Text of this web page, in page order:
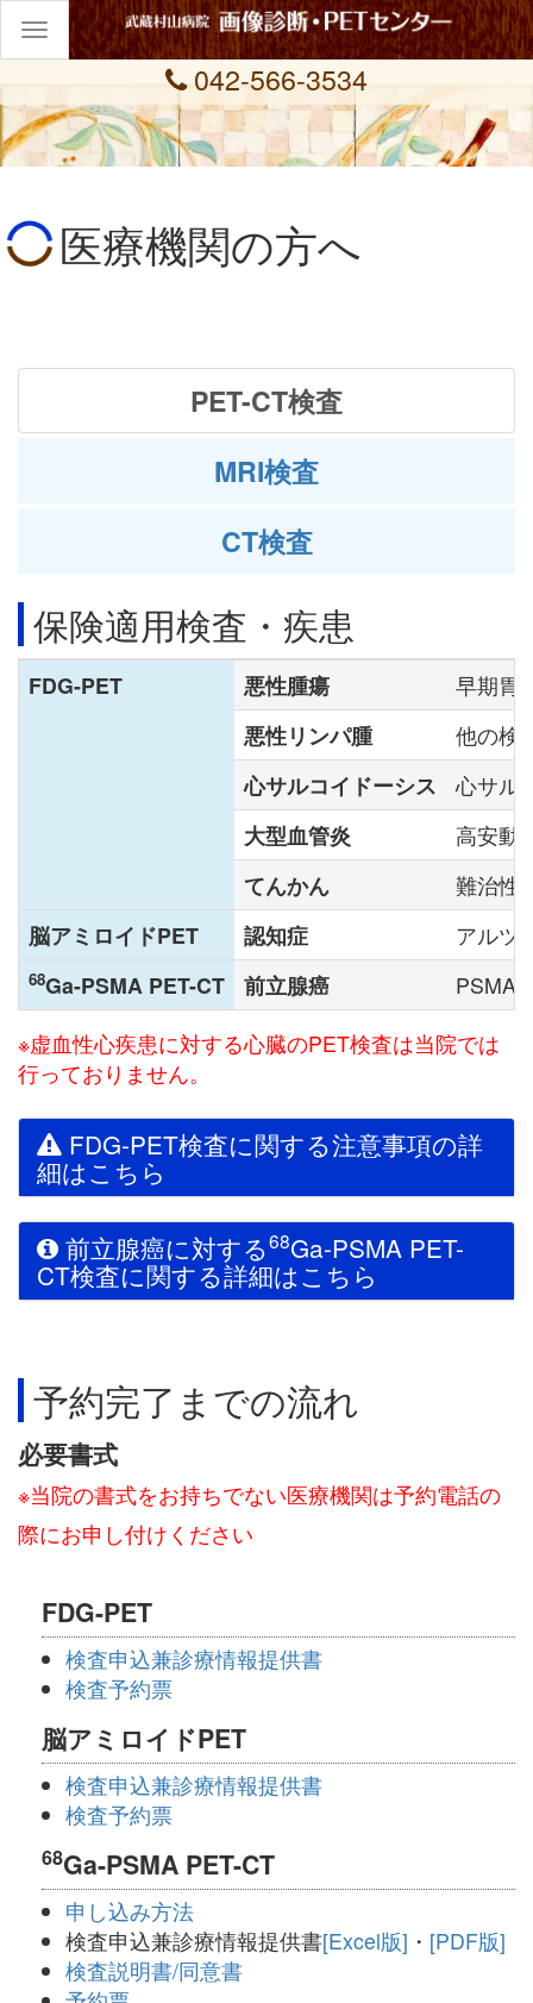
Toggle
navigation
042-566-3534
医療機関の方へ
PET-CT検査
MRI検査
CT検査
保険適用検査・疾患
FDG-PET 悪性腫瘍
早期胃
悪性リンパ腫
他の検
心サルコイドーシス
心サル
大型血管炎
高安動
てんかん
難治性
脳アミロイドPET
認知症 アルツ
68Ga-PSMA PET-CT 前立腺癌
PSMA
※虚血性心疾患に対する心臓のPET検査は当院では
行っておりません。
FDG-PET検査に関する注意事項の詳
細はこちら
前立腺癌に対する68Ga-PSMA PET-
CT検査に関する詳細はこちら
予約完了までの流れ
必要書式
※当院の書式をお持ちでない医療機関は予約電話の
際にお申し付けください
FDG-PET
検査申込兼診療情報提供書
検査予約票
脳アミロイドPET
検査申込兼診療情報提供書
検査予約票
68Ga-PSMA PET-CT
申し込み方法
検査申込兼診療情報提供書[Excel版] ・ [PDF版]
検査説明書/同意書